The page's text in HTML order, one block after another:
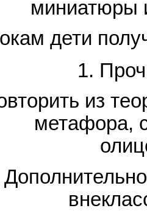
миниатюры
дети
1.
из
метафора,